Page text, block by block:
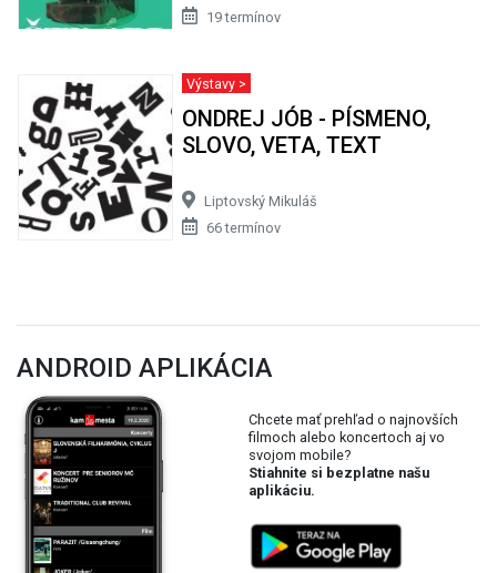
19 termínov
Výstavy >
ONDREJ JÓB - PÍSMENO,
SLOVO, VETA, TEXT
Liptovský Mikuláš
66 termínov
ANDROID APLIKÁCIA
Chcete mať prehľad o najnovších
filmoch alebo koncertoch aj vo
svojom mobile?
Stiahnite si bezplatne našu
aplikáciu.